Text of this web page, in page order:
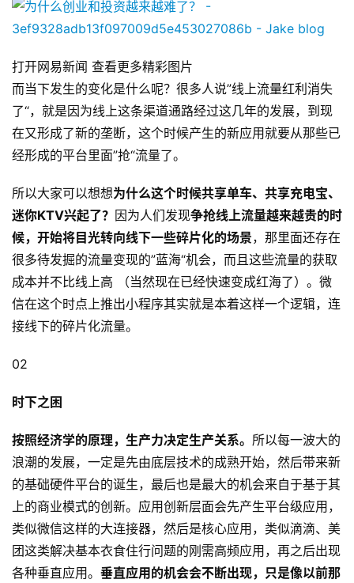
打开网易新闻 查看更多精彩图片
而当下发生的变化是什么呢？很多人说”线上流量红利消失
了“，就是因为线上这条渠道通路经过这几年的发展，到现
在又形成了新的垄断，这个时候产生的新应用就要从那些已
经形成的平台里面”抢“流量了。
所以大家可以想想为什么这个时候共享单车、共享充电宝、
迷你KTV兴起了？ 因为人们发现争抢线上流量越来越贵的时
候，开始将目光转向线下一些碎片化的场景，那里面还存在
很多待发掘的流量变现的”蓝海“机会，而且这些流量的获取
成本并不比线上高 （当然现在已经快速变成红海了）。微
信在这个时点上推出小程序其实就是本着这样一个逻辑，连
接线下的碎片化流量。
02
时下之困
按照经济学的原理，生产力决定生产关系。 所以每一波大的
浪潮的发展，一定是先由底层技术的成熟开始，然后带来新
的基础硬件平台的诞生，最后也是最大的机会来自于基于其
上的商业模式的创新。应用创新层面会先产生平台级应用，
类似微信这样的大连接器，然后是核心应用，类似滴滴、美
团这类解决基本衣食住行问题的刚需高频应用，再之后出现
各种垂直应用。 垂直应用的机会会不断出现，只是像以前那